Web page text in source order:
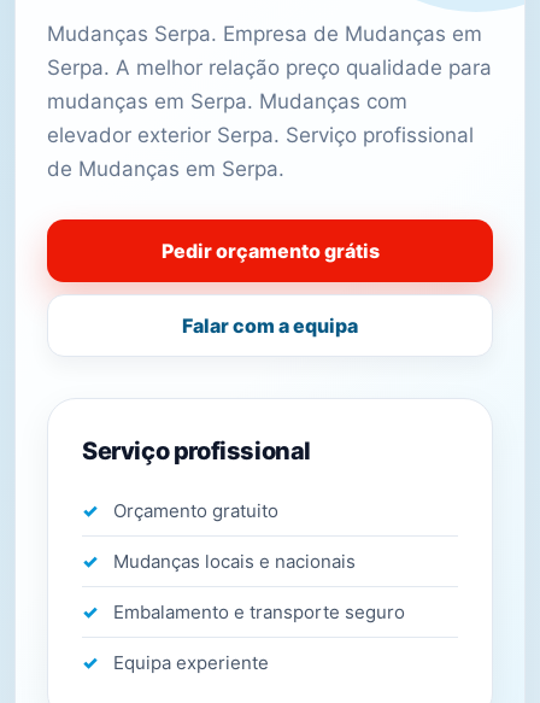
Mudanças Serpa. Empresa de Mudanças em
Serpa. A melhor relação preço qualidade para
mudanças em Serpa. Mudanças com
elevador exterior Serpa. Serviço profissional
de Mudanças em Serpa.
Pedir orçamento grátis
Falar com a equipa
Serviço profissional
Orçamento gratuito
Mudanças locais e nacionais
Embalamento e transporte seguro
Equipa experiente